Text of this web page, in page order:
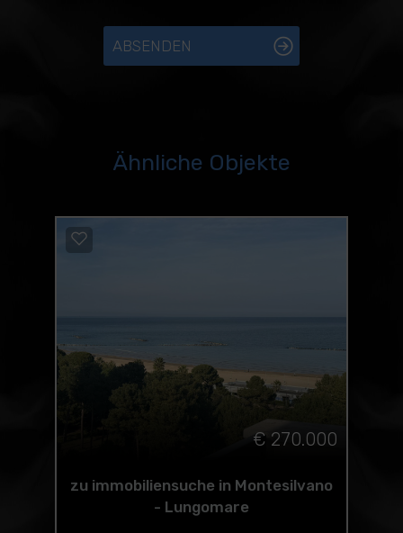
ABSENDEN
Ähnliche Objekte
€ 270.000
zu immobiliensuche in Montesilvano
- Lungomare